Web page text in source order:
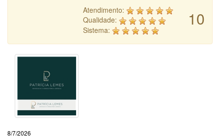
10
Atendimento:
Qualidade:
Sistema:
8/7/2026